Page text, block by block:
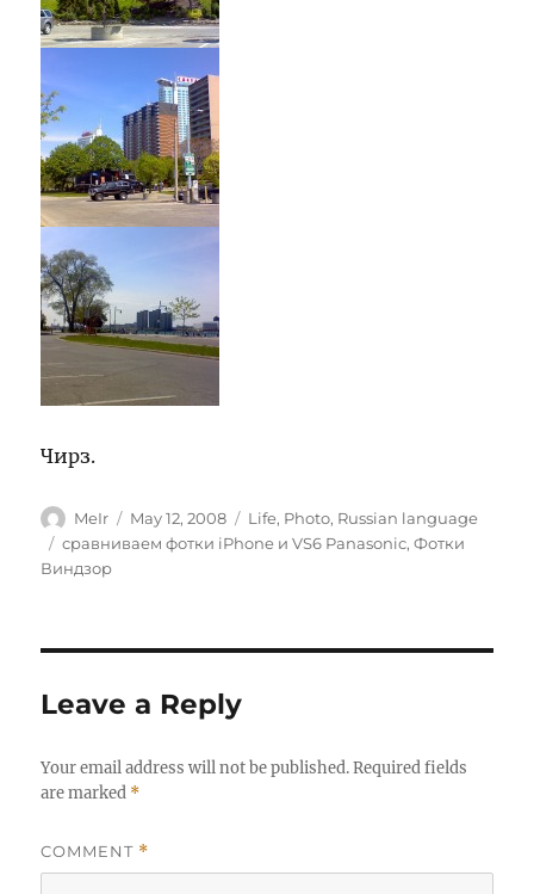
Чирз.
Author
MeIr
Posted
on
May 12, 2008 Categories
Life, Photo, Russian language
Tags
сравниваем фотки iPhone и VS6 Panasonic,Фотки
Виндзор
Leave a Reply
Your email address will not be published. Required fields
are marked *
COMMENT *